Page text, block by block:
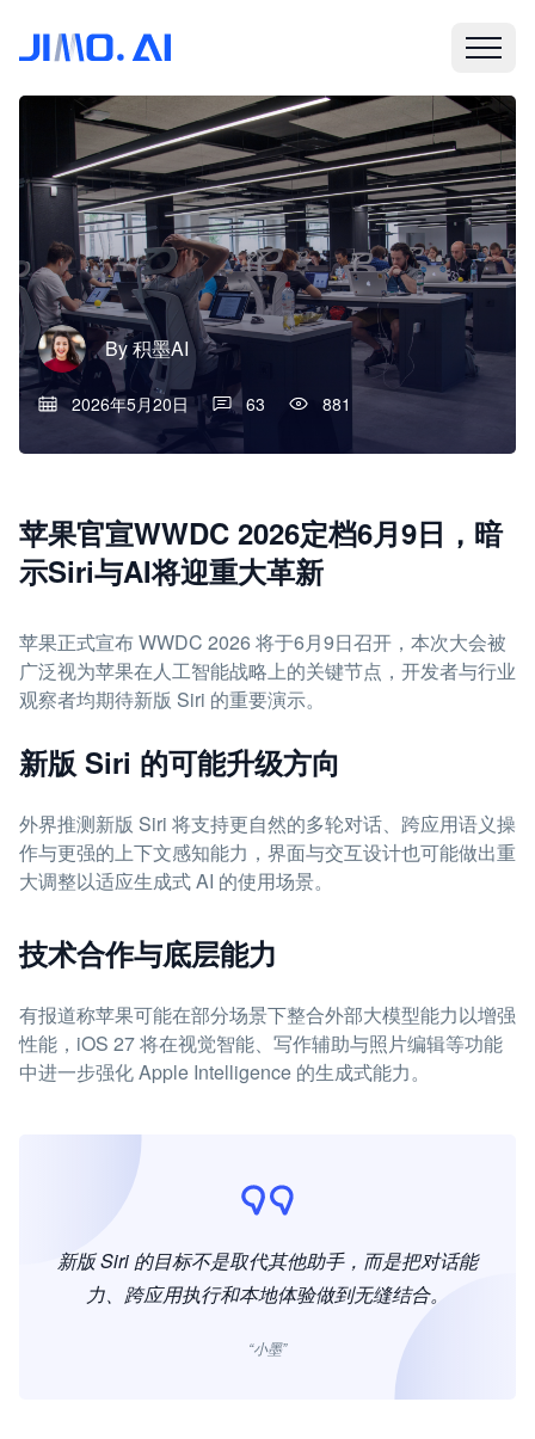
By积墨AI
2026年5月20日 63 881
苹果官宣WWDC 2026定档6月9日，暗
示Siri与AI将迎重大革新
苹果正式宣布 WWDC 2026 将于6月9日召开，本次大会被
广泛视为苹果在人工智能战略上的关键节点，开发者与行业
观察者均期待新版 Siri 的重要演示。
新版 Siri 的可能升级方向
外界推测新版 Siri 将支持更自然的多轮对话、跨应用语义操
作与更强的上下文感知能力，界面与交互设计也可能做出重
大调整以适应生成式 AI 的使用场景。
技术合作与底层能力
有报道称苹果可能在部分场景下整合外部大模型能力以增强
性能，iOS 27 将在视觉智能、写作辅助与照片编辑等功能
中进一步强化 Apple Intelligence 的生成式能力。
新版 Siri 的目标不是取代其他助手，而是把对话能
力、跨应用执行和本地体验做到无缝结合。
“小墨”